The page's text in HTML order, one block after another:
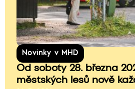
Novinky v MHD
Od soboty 28. března
městských lesů nově